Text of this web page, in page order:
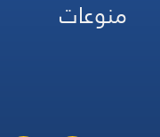
منوعات